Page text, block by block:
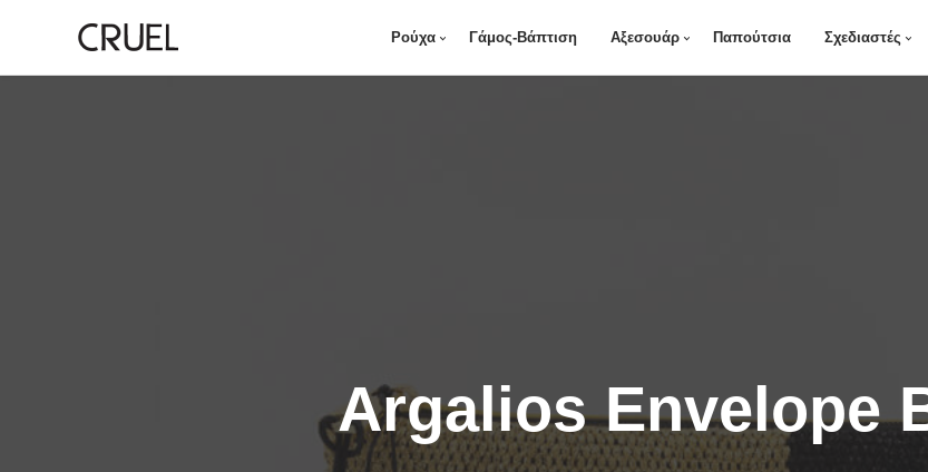
Ρούχα Γάμος-Βάπτιση Αξεσουάρ Παπούτσια Σχεδιαστές
Argalios Envelope